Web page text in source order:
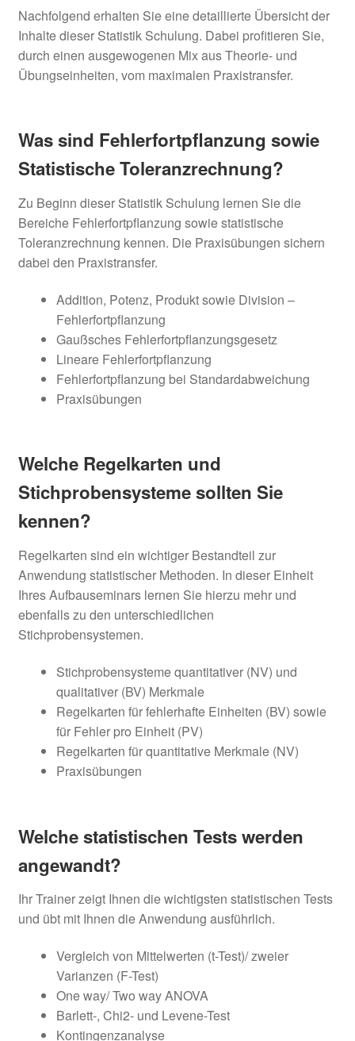
Kostenloser E-Learning Kurs
Arbeitsanweisungen erstellen
Prozesse & KVP
öffnen
HACCP
LEAN & 6 Sigma
SIX SIGMA
LEAN & 5S Methode
Statistik
Statistik Grundlagen
SPC – Statistische
Prozesslenkung
Arbeitsanweisungen erstellen
Nachfolgend erhalten Sie eine detaillierte Übersicht der
Inhalte dieser Statistik Schulung. Dabei profitieren Sie,
durch einen ausgewogenen Mix aus Theorie- und
Übungseinheiten, vom maximalen Praxistransfer.
Was sind Fehlerfortpflanzung sowie
Statistische Toleranzrechnung?
Zu Beginn dieser Statistik Schulung lernen Sie die
Bereiche Fehlerfortpflanzung sowie statistische
Toleranzrechnung kennen. Die Praxisübungen sichern
dabei den Praxistransfer.
Addition, Potenz, Produkt sowie Division –
Fehlerfortpflanzung
Gaußsches Fehlerfortpflanzungsgesetz
Lineare Fehlerfortpflanzung
Fehlerfortpflanzung bei Standardabweichung
Praxisübungen
Welche Regelkarten und
Stichprobensystemesollten Sie
kennen?
Regelkarten sind ein wichtiger Bestandteil zur
Anwendung statistischer Methoden. In dieser Einheit
Ihres Aufbauseminars lernen Sie hierzu mehr und
ebenfalls zu den unterschiedlichen
Stichprobensystemen.
Stichprobensysteme quantitativer (NV) und
qualitativer (BV) Merkmale
Regelkarten für fehlerhafte Einheiten (BV) sowie
für Fehler pro Einheit (PV)
Regelkarten für quantitative Merkmale (NV)
Praxisübungen
Welche statistischen Tests werden
angewandt?
Ihr Trainer zeigt Ihnen die wichtigsten statistischen Tests
und übt mit Ihnen die Anwendung ausführlich.
Vergleich von Mittelwerten (t-Test)/ zweier
Varianzen (F-Test)
One way/ Two way ANOVA
Barlett-, Chi2- und Levene-Test
Kontingenzanalyse